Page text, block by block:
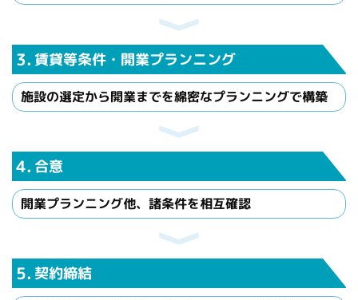
3.賃貸等条件・ 開業プランニング
施設の選定から開業までを綿密なプランニングで構築
4. 合意
開業プランニング他、諸条件を相互確認
5. 契約締結